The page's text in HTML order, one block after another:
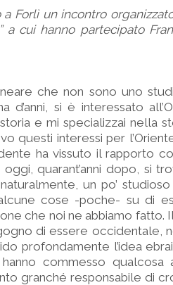
Forlì un incontro
a cui hanno partecipato
che non sono uno
d’anni, si è interessato
e mi specializzai nella
questi interessi per
ha vissuto il rapporto
quarant’anni dopo, si
un po’
cose -poche- su di
che noi ne abbiamo fatto.
di essere occidentale,
profondamente l’idea
commesso
granché responsabile di